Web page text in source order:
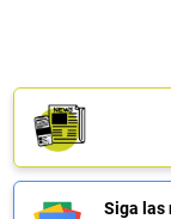
Siga las